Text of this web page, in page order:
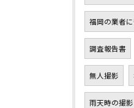
福岡の業者
調査報告書
無人撮影
雨天時の撮影